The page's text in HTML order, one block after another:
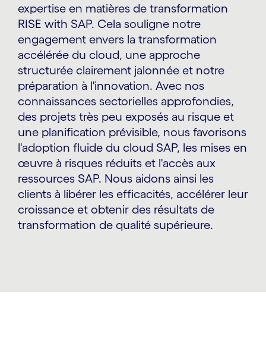
expertise en matières de transformation
RISE with SAP. Cela souligne notre
engagement envers la transformation
accélérée du cloud, une approche
structurée clairement jalonnée et notre
préparation à l'innovation. Avec nos
connaissances sectorielles approfondies,
des projets très peu exposés au risque et
une planification prévisible, nous favorisons
l'adoption fluide du cloud SAP, les mises en
œuvre à risques réduits et l'accès aux
ressources SAP. Nous aidons ainsi les
clients à libérer les efficacités, accélérer leur
croissance et obtenir des résultats de
transformation de qualité supérieure.